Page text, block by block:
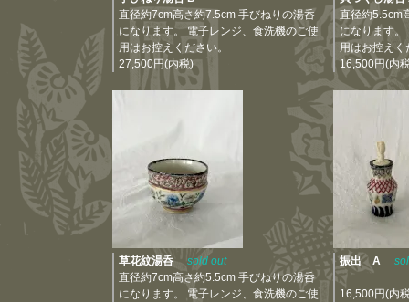
直径約7cm高さ約7.5cm 手びねりの湯呑
になります。 電子レンジ、食洗機のご使
用はお控えください。
27,500円(内税)
直径約5.5cm
になります
用はお控えく
16,500円(内
草花紋湯呑
sold out
直径約7cm高さ約5.5cm 手びねりの湯呑
になります。 電子レンジ、食洗機のご使
振出 A
16,500円(内